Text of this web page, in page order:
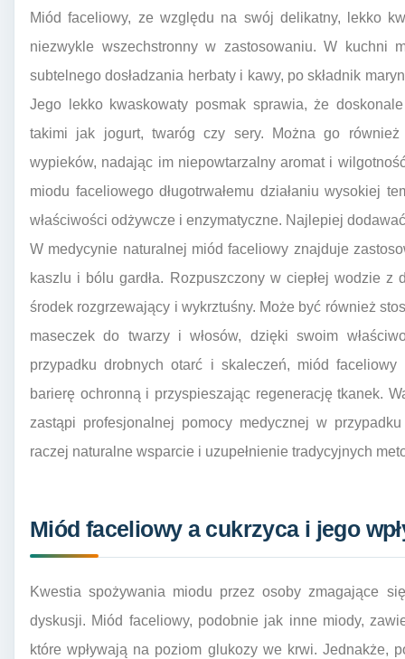
Miód faceliowy, ze względu na swój delikatny, lekko
niezwykle wszechstronny w zastosowaniu. W kuchni
subtelnego dosładzania herbaty i kawy, po składnik
Jego lekko kwaskowaty posmak sprawia, że
takimi jak jogurt, twaróg czy sery. Można go również
wypieków, nadając im niepowtarzalny aromat i
miodu faceliowego długotrwałemu działaniu wysokiej
właściwości odżywcze i enzymatyczne. Najlepiej
W medycynie naturalnej miód faceliowy znajduje
kaszlu i bólu gardła. Rozpuszczony w ciepłej wodzie
środek rozgrzewający i wykrztuśny. Może być również
maseczek do twarzy i włosów, dzięki swoim
przypadku drobnych otarć i skaleczeń, miód
barierę ochronną i przyspieszając regenerację tkanek.
zastąpi profesjonalnej pomocy medycznej w
raczej naturalne wsparcie i uzupełnienie tradycyjnych
Miód faceliowy a cukrzyca i jego
Kwestia spożywania miodu przez osoby zmagające
dyskusji. Miód faceliowy, podobnie jak inne miody,
które wpływają na poziom glukozy we krwi. Jednakże,